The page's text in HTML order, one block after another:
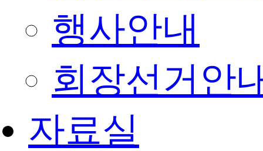
행사안내
회장선거안
자료실